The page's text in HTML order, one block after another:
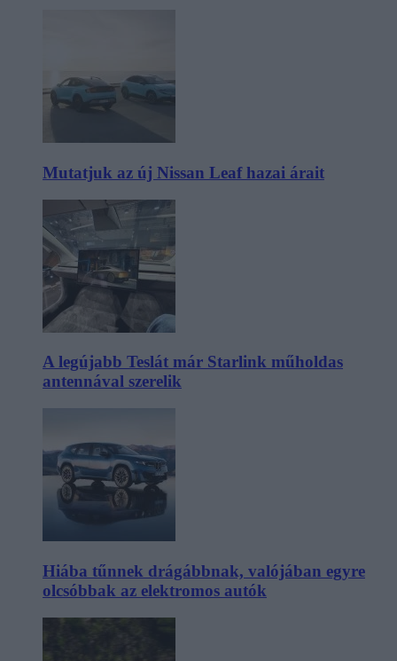
Mutatjuk az új Nissan Leaf hazai árait
A legújabb Teslát már Starlink műholdas
antennával szerelik
Hiába tűnnek drágábbnak, valójában egyre
olcsóbbak az elektromos autók